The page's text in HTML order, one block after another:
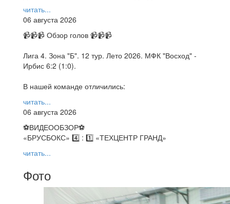
читать...
06 августа 2026
📹📹📹 Обзор голов 📹📹📹
Лига 4. Зона "Б". 12 тур. Лето 2026. МФК "Восход" -
Ирбис 6:2 (1:0).
В нашей команде отличились:
читать...
06 августа 2026
⚽️ВИДЕООБЗОР⚽️
«БРУСБОКС» 4️⃣ : 1️⃣ «ТЕХЦЕНТР ГРАНД»
читать...
Фото